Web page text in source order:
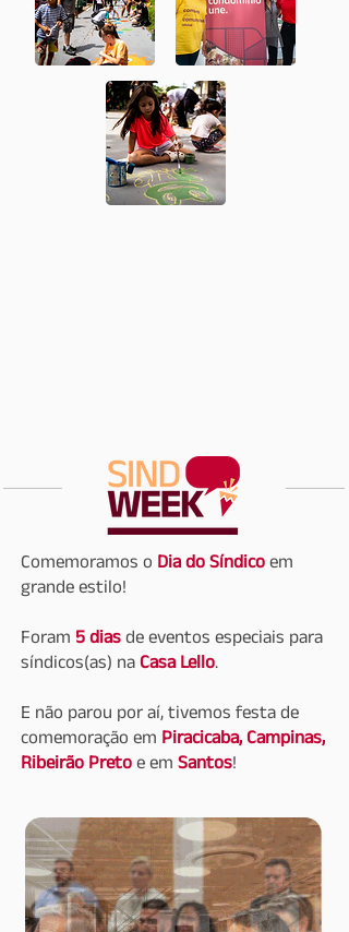
Comemoramos o Dia do Síndico em
grande estilo!
Foram 5 dias de eventos especiais para
síndicos(as) na Casa Lello.
E não parou por aí, tivemos festa de
comemoração em Piracicaba, Campinas,
Ribeirão Preto e em Santos!